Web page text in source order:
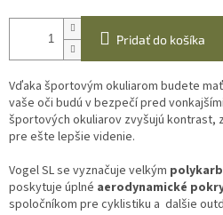
Pridať do košíka
Vďaka športovým okuliarom budete
vaše oči budú v bezpečí pred
športových okuliarov zvyšujú kontrast,
pre ešte lepšie videnie.
Vogel SL se vyznačuje velkým
poskytuje úplné aerodynamické
spoločníkom pre cyklistiku a dalšie